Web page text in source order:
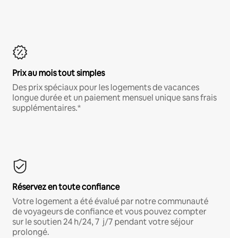
Prix au mois tout simples
Des prix spéciaux pour les logements de vacances
longue durée et un paiement mensuel unique sans frais
supplémentaires.*
Réservez en toute confiance
Votre logement a été évalué par notre communauté
de voyageurs de confiance et vous pouvez compter
sur le soutien 24 h/24, 7 j/7 pendant votre séjour
prolongé.